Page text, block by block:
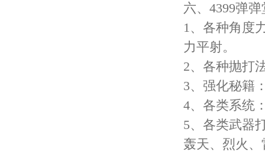
六、4399弹弹
1、各种角度
力平射。
2、各种抛打
3、强化秘籍
4、各类系统
5、各类武器
轰天、烈火